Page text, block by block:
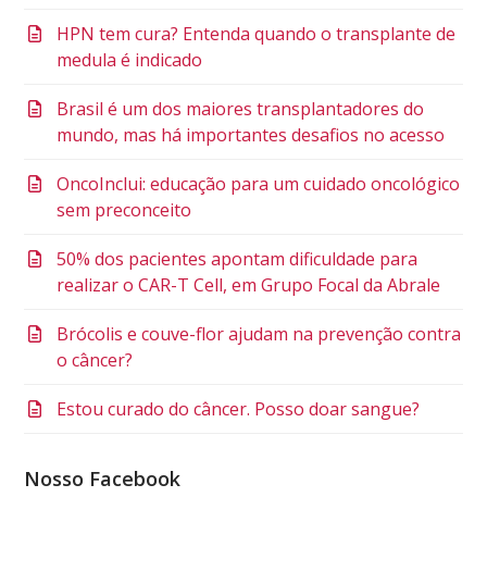
HPN tem cura? Entenda quando o transplante de
medula é indicado
Brasil é um dos maiores transplantadores do
mundo, mas há importantes desafios no acesso
OncoInclui: educação para um cuidado oncológico
sem preconceito
50% dos pacientes apontam dificuldade para
realizar o CAR-T Cell, em Grupo Focal da Abrale
Brócolis e couve-flor ajudam na prevenção contra
o câncer?
Estou curado do câncer. Posso doar sangue?
Nosso Facebook